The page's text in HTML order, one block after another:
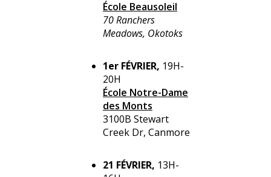
École Beausoleil
70 Ranchers
Meadows, Okotoks
1er FÉVRIER, 19H-
20H
École Notre-Dame
des Monts
3100B Stewart
Creek Dr, Canmore
21 FÉVRIER, 13H-